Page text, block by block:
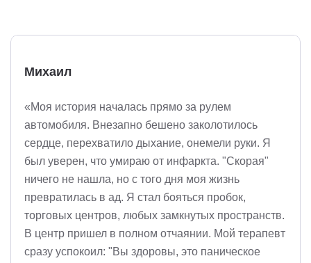
Михаил
«Моя история началась прямо за рулем
автомобиля. Внезапно бешено заколотилось
сердце, перехватило дыхание, онемели руки. Я
был уверен, что умираю от инфаркта. "Скорая"
ничего не нашла, но с того дня моя жизнь
превратилась в ад. Я стал бояться пробок,
торговых центров, любых замкнутых пространств.
В центр пришел в полном отчаянии. Мой терапевт
сразу успокоил: "Вы здоровы, это паническое